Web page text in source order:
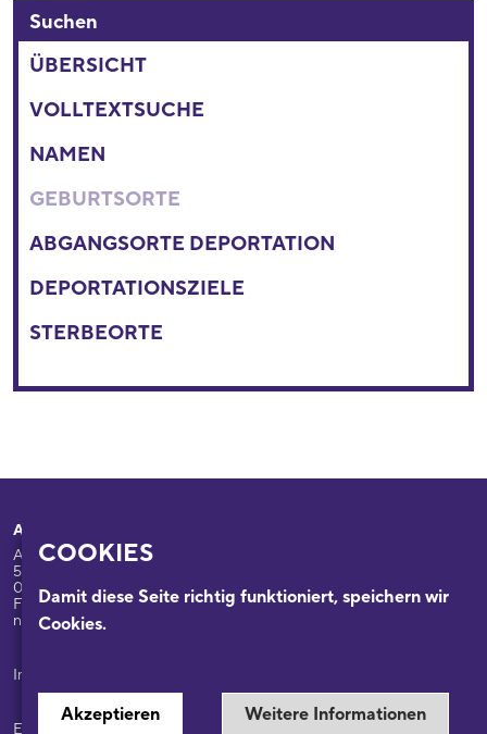
COOKIES
Damit diese Seite richtig funktioniert, speichern wir
Cookies.
Akzeptieren Weitere Informationen
Suchen
ÜBERSICHT
VOLLTEXTSUCHE
NAMEN
GEBURTSORTE
ABGANGSORTE DEPORTATION
DEPORTATIONSZIELE
STERBEORTE
Adresse
Appellhofplatz 23-25
50667 Köln
0221/221-26332
Führungen: 0221/2212-6331
nsdok@stadt-koeln.de
Impressum / Datenschutz
Ein Museum der
Programm